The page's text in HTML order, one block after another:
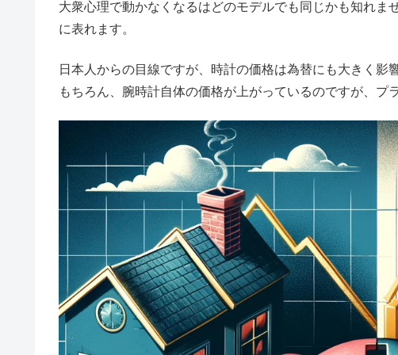
大衆心理で動かなくなるはどのモデルでも同じかも知れま
に表れます。
日本人からの目線ですが、時計の価格は為替にも大きく影
もちろん、腕時計自体の価格が上がっているのですが、プ